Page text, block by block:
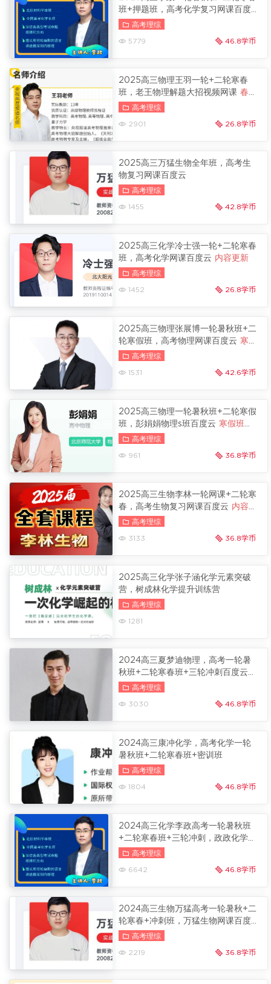
班+押题班，高考化学复习网课百度
云 押题班更新
高考理综
5779 46.8学币
2025高三物理王羽一轮+二轮寒春
班，老王物理解题大招视频网课 春季
班更新
高考理综
2901 26.8学币
2025高三万猛生物全年班，高考生
物复习网课百度云
高考理综
1455 42.8学币
2025高三化学冷士强一轮+二轮寒春
班，高考化学网课百度云 内容更新
高考理综
1452 26.8学币
2025高三物理张展博一轮暑秋班+二
轮寒假班，高考物理网课百度云 寒假
班更新
高考理综
1531 42.6学币
2025高三物理一轮暑秋班+二轮寒假
班，彭娟娟物理s班百度云 寒假班更
新
高考理综
961 36.8学币
2025高三生物李林一轮网课+二轮寒
春，高考生物复习网课百度云 内容更
新
高考理综
3133 36.8学币
2025高三化学张子涵化学元素突破
营，树成林化学提升训练营
高考理综
1281
2024高三夏梦迪物理，高考一轮暑
秋班+二轮寒春班+三轮冲刺百度云
内容更新
高考理综
3030 46.8学币
2024高三康冲化学，高考化学一轮
暑秋班+二轮寒春班+密训班
高考理综
1804 46.8学币
2024高三化学李政高考一轮暑秋班
+二轮寒春班+三轮冲刺，政政化学网
课百度云 冲刺班更新
高考理综
6642 46.8学币
2024高三生物万猛高考一轮暑秋+二
轮寒春+冲刺班，万猛生物网课百度
云 内容更新
高考理综
2219 36.8学币